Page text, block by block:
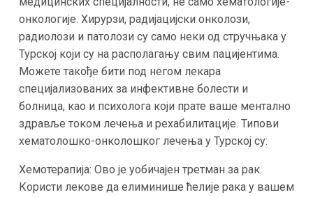
онкологије. Хирурзи, радијацијски онколози,
радиолози и патолози су само неки од стручњака у
Турској који су на располагању свим пацијентима.
Можете такође бити под негом лекара
специјализованих за инфективне болести и
болница, као и психолога који прате ваше ментално
здравље током лечења и рехабилитације. Типови
хематолошко-онколошког лечења у Турској су:
Хемотерапија: Ово је уобичајен третман за рак.
Користи лекове да елиминише ћелије рака у вашем